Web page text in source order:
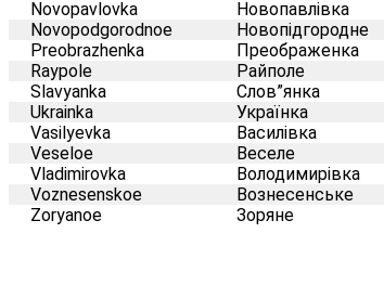
Novopavlovka
Новопавлівка
Novopodgorodnoe
Новопідгородне
Preobrazhenka
Преображенка
Raypole
Райполе
Slavyanka
Слов”янка
Ukrainka
Українка
Vasilyevka
Василівка
Veseloe
Веселе
Vladimirovka
Володимирівка
Voznesenskoe
Вознесенське
Zoryanoe
Зоряне